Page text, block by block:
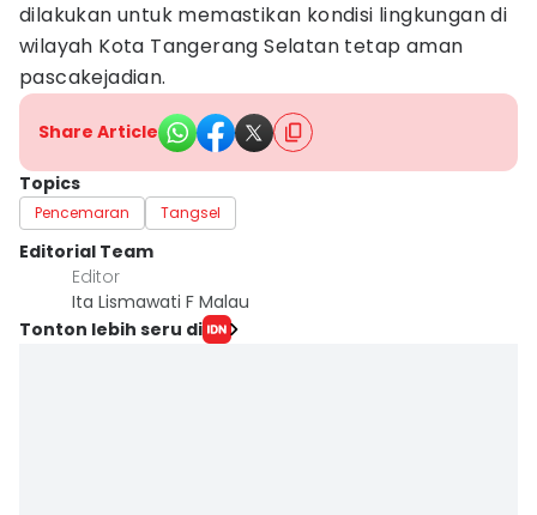
dilakukan untuk memastikan kondisi lingkungan di
wilayah Kota Tangerang Selatan tetap aman
pascakejadian.
Share Article
Topics
Pencemaran Tangsel
Editorial Team
Editor
Ita Lismawati F Malau
Tonton lebih seru di